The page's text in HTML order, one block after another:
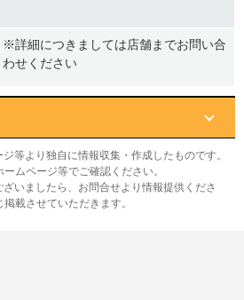
※詳細につきましては店舗までお問い合
わせください
等より独自に情報収集・作成したものです。
ムページ等でご確認ください。
いましたら、お問合せより情報提供くださ
載させていただきます。